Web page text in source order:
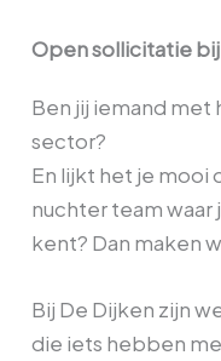
Open sollicitatie
Ben jij iemand met
sector?
En lijkt het je mooi
nuchter team waar
kent? Dan maken
Bij De Dijken zijn
die iets hebben